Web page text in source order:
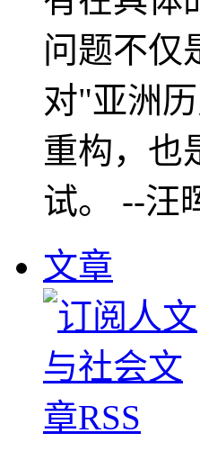
问题不仅
对"亚洲
重构，也
试。 --汪
文章